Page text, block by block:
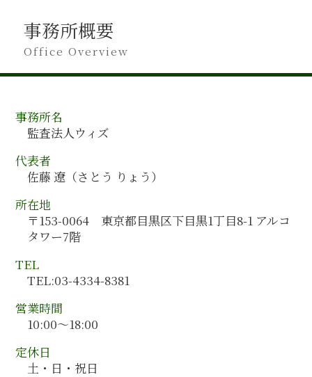
会計監査 提出書類
会計監査 内部統制監査 違い
会計監査 人 設置義務
会計監査 時期
会計監査人設置会社 監査役
会計監査人設置会社 メリット
会計監査 進め方
人事制度構築 コンサルタント
管理会計 手法
吸収合併 手続き
人材育成 企業
人材育成 課題
人事制度構築 目的
組織再編 会計
管理会計 ポイント
会計コンサルティング
経営計画策定 手順
管理会計 活用
山形県 会計コンサルティング
石川県 会計監査
東京都 会計監査
群馬県 会計コンサルティング
宮城県 会計監査
青森県 会計監査
鹿児島県 会計監査
全国対応 会計監査
埼玉県 会計コンサルティング
北海道 会計コンサルティング
北海道 会計監査
事務所概要
Office Overview
事務所名
監査法人ウィズ
代表者
佐藤 遼（さとう りょう）
所在地
〒153-0064 東京都目黒区下目黒1丁目8-1 アルコ
タワー7階
TEL
TEL:03-4334-8381
営業時間
10:00～18:00
定休日
土・日・祝日